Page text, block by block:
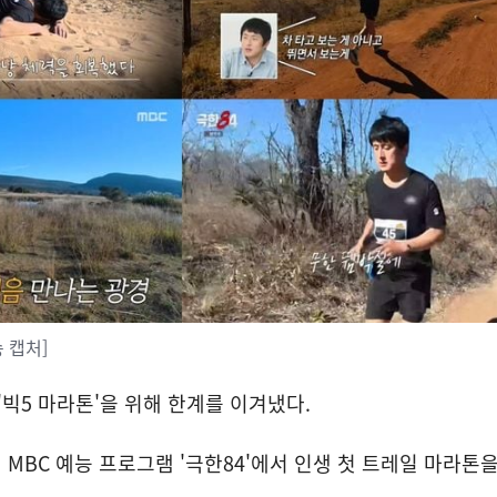
캡처]
5 마라톤'을 위해 한계를 이겨냈다.
예능 프로그램 '극한84'에서 인생 첫 트레일 마라톤